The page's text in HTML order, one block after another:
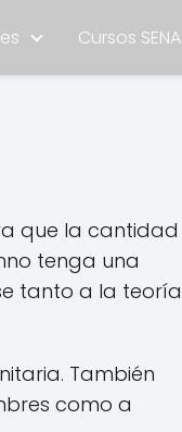
Cursos SENA
que la cantidad
tenga una
tanto a la teoría
También
como a